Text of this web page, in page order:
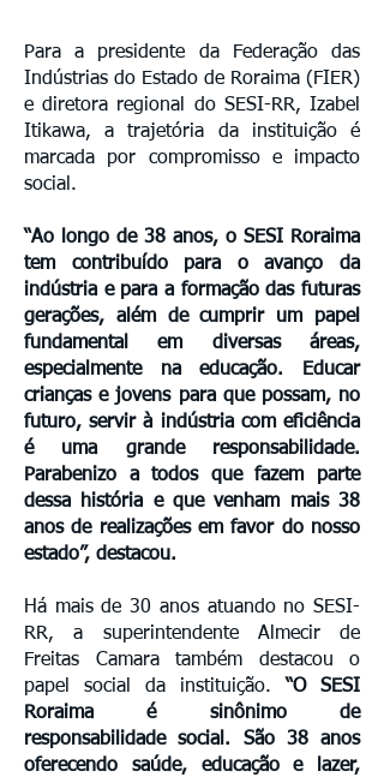
Para a presidente da Federação das
Indústrias do Estado de Roraima (FIER)
e diretora regional do SESI-RR, Izabel
Itikawa, a trajetória da instituição é
marcada por compromisso e impacto
social.
“Ao longo de 38 anos, o SESI Roraima
tem contribuído para o avanço da
indústria e para a formação das futuras
gerações, além de cumprir um papel
fundamental em diversas áreas,
especialmente na educação. Educar
crianças e jovens para que possam, no
futuro, servir à indústria com eficiência
é uma grande responsabilidade.
Parabenizo a todos que fazem parte
dessa história e que venham mais 38
anos de realizações em favor do nosso
estado”, destacou.
Há mais de 30 anos atuando no SESI-
RR, a superintendente Almecir de
Freitas Camara também destacou o
papel social da instituição. “O SESI
Roraima é sinônimo de
responsabilidade social. São 38 anos
oferecendo saúde, educação e lazer,